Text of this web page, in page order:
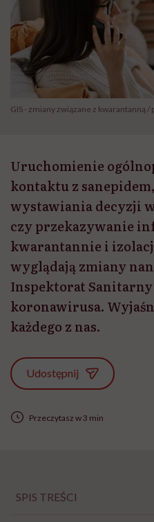
GIS - zmiany związane z kwarantanną /
Uruchomienie
kontaktu z
wystawiania decyzji
czy przekazywanie
kwarantannie i
wyglądają zmiany
Inspektorat
koronawirusa.
każdego z nas.
Udostępnij
Przeczytasz w 3 min
SPIS TREŚCI